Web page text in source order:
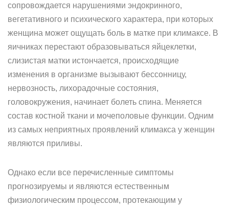
сопровождается нарушениями эндокринного,
вегетативного и психического характера, при которых
женщина может ощущать боль в матке при климаксе. В
яичниках перестают образовываться яйцеклетки,
слизистая матки истончается, происходящие
изменения в организме вызывают бессонницу,
нервозность, лихорадочные состояния,
головокружения, начинает болеть спина. Меняется
состав костной ткани и мочеполовые функции. Одним
из самых неприятных проявлений климакса у женщин
являются приливы.
Однако если все перечисленные симптомы
прогнозируемы и являются естественным
физиологическим процессом, протекающим у